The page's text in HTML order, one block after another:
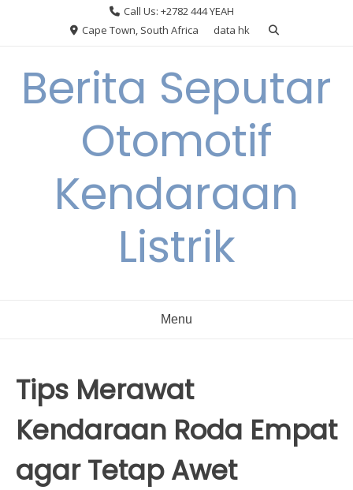
Call Us: +2782 444 YEAH
Cape Town, South Africa
data hk
Berita Seputar
Otomotif
Kendaraan
Listrik
Menu
Tips Merawat
Kendaraan Roda Empat
agar Tetap Awet